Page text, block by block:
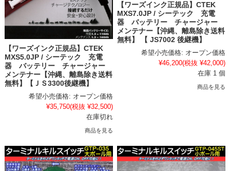
【ワーズインク正規品】CTEK
MXS5.0JP / シーテック 充電
器 バッテリー チャージャー
メンテナー【沖縄、離島除き送料
無料】【ＪＳ3300後継機】
希望小売価格: オープン価格
¥35,750(税抜 ¥32,500)
在庫切れ
商品を見る
【ワーズインク正規品】CTEK
MXS7.0JP / シーテック 充電
器 バッテリー チャージャー
メンテナー【沖縄、離島除き送料
無料】 【 JS7002 後継機】
希望小売価格: オープン価格
¥46,200(税抜 ¥42,000)
在庫 1 個
商品を見る